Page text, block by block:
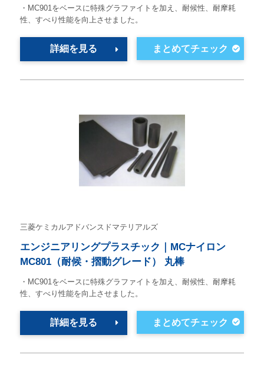
・MC901をベースに特殊グラファイトを加え、耐候性、耐摩耗
性、すべり性能を向上させました。
詳細を見る
三菱ケミカルアドバンスドマテリアルズ
エンジニアリングプラスチック｜MCナイロン
MC801（耐候・摺動グレード） 丸棒
・MC901をベースに特殊グラファイトを加え、耐候性、耐摩耗
性、すべり性能を向上させました。
詳細を見る